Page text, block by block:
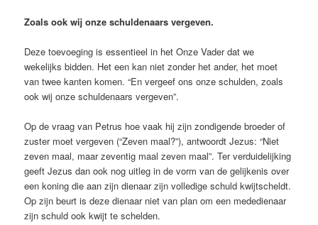
Zoals ook wij onze schuldenaars vergeven.
Deze toevoeging is essentieel in het Onze Vader dat we
wekelijks bidden. Het een kan niet zonder het ander, het moet
van twee kanten komen. “En vergeef ons onze schulden, zoals
ook wij onze schuldenaars vergeven”.
Op de vraag van Petrus hoe vaak hij zijn zondigende broeder of
zuster moet vergeven (“Zeven maal?”), antwoordt Jezus: “Niet
zeven maal, maar zeventig maal zeven maal”. Ter verduidelijking
geeft Jezus dan ook nog uitleg in de vorm van de gelijkenis over
een koning die aan zijn dienaar zijn volledige schuld kwijtscheldt.
Op zijn beurt is deze dienaar niet van plan om een mededienaar
zijn schuld ook kwijt te schelden.